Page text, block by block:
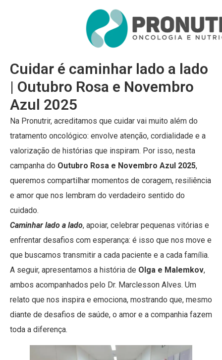
Cuidar é caminhar lado a lado
| Outubro Rosa e Novembro
Azul 2025
Na Pronutrir, acreditamos que cuidar vai muito além do
tratamento oncológico: envolve atenção, cordialidade e a
valorização de histórias que inspiram. Por isso, nesta
campanha do Outubro Rosa e Novembro Azul 2025,
queremos compartilhar momentos de coragem, resiliência
e amor que nos lembram do verdadeiro sentido do
cuidado.
Caminhar lado a lado, apoiar, celebrar pequenas vitórias e
enfrentar desafios com esperança: é isso que nos move e
que buscamos transmitir a cada paciente e a cada família.
A seguir, apresentamos a história de Olga e Malemkov,
ambos acompanhados pelo Dr. Marclesson Alves. Um
relato que nos inspira e emociona, mostrando que, mesmo
diante de desafios de saúde, o amor e a companhia fazem
toda a diferença.